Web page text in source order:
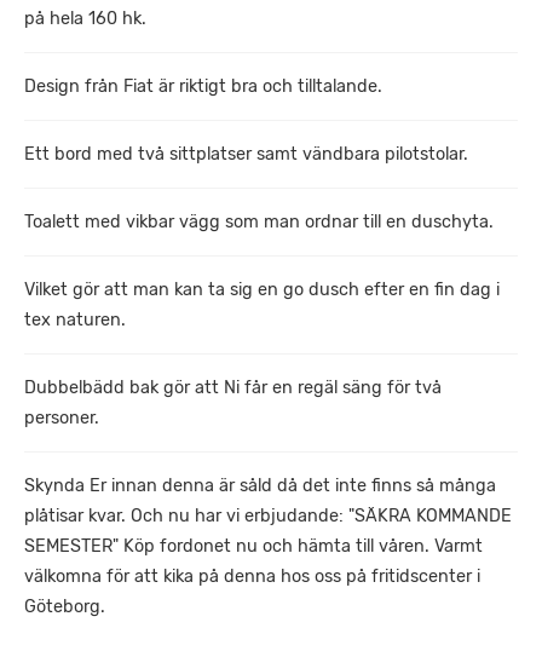
på hela 160 hk.
Design från Fiat är riktigt bra och tilltalande.
Ett bord med två sittplatser samt vändbara pilotstolar.
Toalett med vikbar vägg som man ordnar till en duschyta.
Vilket gör att man kan ta sig en go dusch efter en fin dag i
tex naturen.
Dubbelbädd bak gör att Ni får en regäl säng för två
personer.
Skynda Er innan denna är såld då det inte finns så många
plåtisar kvar. Och nu har vi erbjudande: "SÄKRA KOMMANDE
SEMESTER" Köp fordonet nu och hämta till våren. Varmt
välkomna för att kika på denna hos oss på fritidscenter i
Göteborg.